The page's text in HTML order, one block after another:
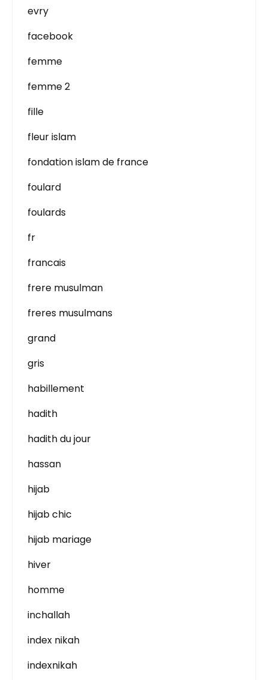
evry
facebook
femme
femme 2
fille
fleur islam
fondation islam de france
foulard
foulards
fr
francais
frere musulman
freres musulmans
grand
gris
habillement
hadith
hadith du jour
hassan
hijab
hijab chic
hijab mariage
hiver
homme
inchallah
index nikah
indexnikah